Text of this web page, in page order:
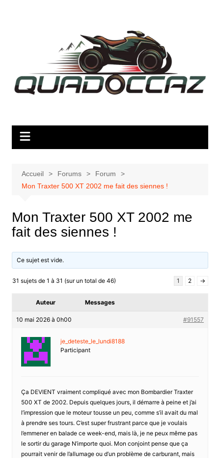
Accueil Forums
Forum
Mon Traxter 500 XT 2002 me fait des siennes !
Mon Traxter 500 XT 2002 me
fait des siennes !
Ce sujet est vide.
31 sujets de 1 à 31 (sur un total de 46) 1 2 →
Auteur Messages
10 mai 2026 à 0h00 #91557
je_deteste_le_lundi8188
Participant
Ça DEVIENT vraiment compliqué avec mon Bombardier Traxter
500 XT de 2002. Depuis quelques jours, il démarre à peine et j’ai
l’impression que le moteur tousse un peu, comme s’il avait du mal
à prendre ses tours. C’est super frustrant parce que je voulais
l’emmener en balade ce week-end, mais là, je ne peux même pas
le sortir du garage N’importe quoi. Mon conjoint pense que ça
pourrait venir de l’allumage ou d’un problème de carburant, mais